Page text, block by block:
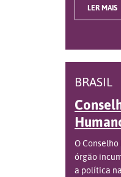
LER MAIS
BRASIL
O
órgão
a política